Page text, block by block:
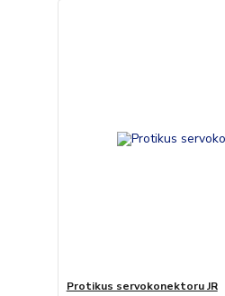
Protikus servokonektoru JR